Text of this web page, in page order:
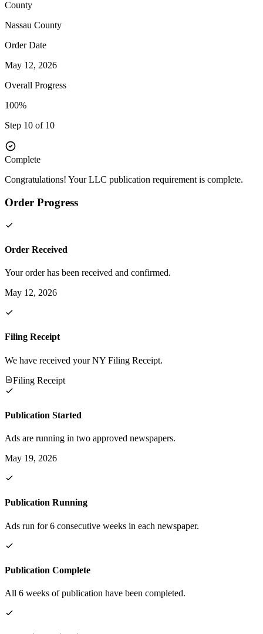
County
Nassau County
Order Date
May 12, 2026
Overall Progress
100%
Step 10 of 10
Complete
Congratulations! Your LLC publication requirement is complete.
Order Progress
Order Received
Your order has been received and confirmed.
May 12, 2026
Filing Receipt
We have received your NY Filing Receipt.
Filing Receipt
Publication Started
Ads are running in two approved newspapers.
May 19, 2026
Publication Running
Ads run for 6 consecutive weeks in each newspaper.
Publication Complete
All 6 weeks of publication have been completed.